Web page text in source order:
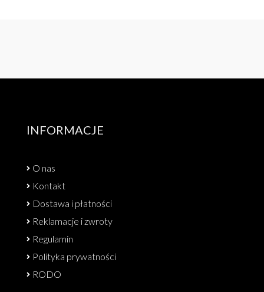
INFORMACJE
O nas
Kontakt
Dostawa i płatności
Reklamacje i zwroty
Regulamin
Polityka prywatności
RODO